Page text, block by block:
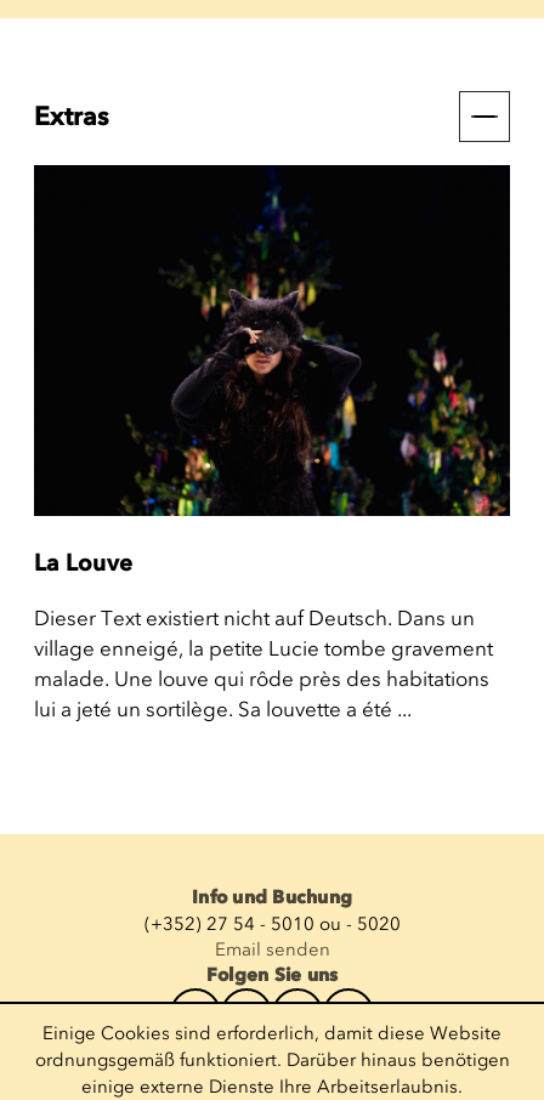
Extras
La Louve
Dieser Text existiert nicht auf Deutsch. Dans un
village enneigé, la petite Lucie tombe gravement
malade. Une louve qui rôde près des habitations
lui a jeté un sortilège. Sa louvette a été ...
Info und Buchung
(+352) 27 54 - 5010 ou - 5020
Email senden
Folgen Sie uns
Newsletter abonnieren
E-Mail eingeben
Einige Cookies sind erforderlich, damit diese Website
ordnungsgemäß funktioniert. Darüber hinaus benötigen
einige externe Dienste Ihre Arbeitserlaubnis.